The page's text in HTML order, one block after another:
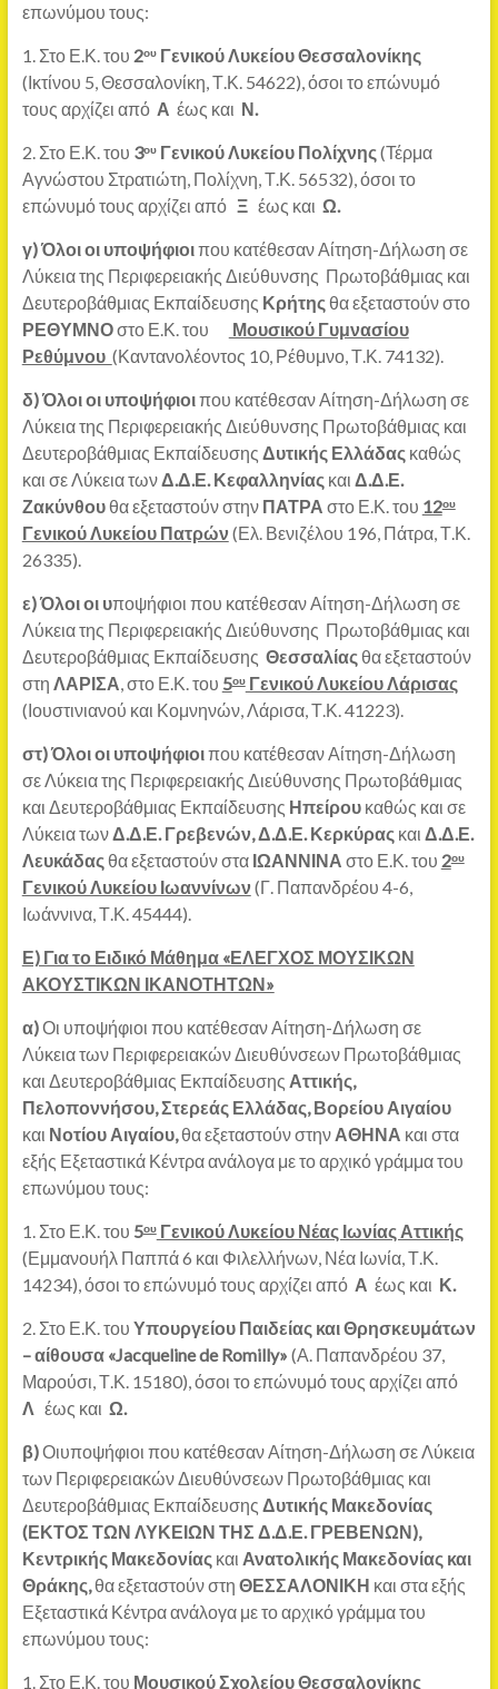
επωνύμου τους:
1. Στο Ε.Κ. του 2ουΓενικού Λυκείου Θεσσαλονίκης
(Ικτίνου 5, Θεσσαλονίκη, Τ.Κ. 54622), όσοι το επώνυμό
τους αρχίζει από Α έως και Ν.
2. Στο Ε.Κ. του 3ου Γενικού Λυκείου Πολίχνης (Τέρμα
Αγνώστου Στρατιώτη, Πολίχνη, Τ.Κ. 56532), όσοι το
επώνυμό τους αρχίζει από Ξ έως και Ω.
γ)Όλοι οι υποψήφιοιπου κατέθεσαν Αίτηση-Δήλωση σε
Λύκεια της Περιφερειακής Διεύθυνσης Πρωτοβάθμιας και
Δευτεροβάθμιας Εκπαίδευσης Κρήτης θα εξεταστούν στο
ΡΕΘΥΜΝΟστο Ε.Κ. του
Μουσικού Γυμνασίου
Ρεθύμνου (Καντανολέοντος 10, Ρέθυμνο, Τ.Κ. 74132).
δ)Όλοι οι υποψήφιοιπου κατέθεσαν Αίτηση-Δήλωση σε
Λύκεια της Περιφερειακής Διεύθυνσης Πρωτοβάθμιας και
Δευτεροβάθμιας Εκπαίδευσης Δυτικής Ελλάδας καθώς
και σε Λύκεια τωνΔ.Δ.Ε. Κεφαλληνίας και Δ.Δ.Ε.
Ζακύνθουθα εξεταστούν στην ΠΑΤΡΑ στο Ε.Κ. του 12ου
Γενικού Λυκείου Πατρών (Ελ. Βενιζέλου 196, Πάτρα, Τ.Κ.
26335).
ε)Όλοι οι υποψήφιοι που κατέθεσαν Αίτηση-Δήλωση σε
Λύκεια της Περιφερειακής Διεύθυνσης Πρωτοβάθμιας και
Δευτεροβάθμιας Εκπαίδευσης Θεσσαλίας θα εξεταστούν
στη ΛΑΡΙΣΑ, στο Ε.Κ. του 5ουΓενικού Λυκείου Λάρισας
(Ιουστινιανού και Κομνηνών, Λάρισα, Τ.Κ. 41223).
στ)Όλοι οι υποψήφιοιπου κατέθεσαν Αίτηση-Δήλωση
σε Λύκεια της Περιφερειακής Διεύθυνσης Πρωτοβάθμιας
και Δευτεροβάθμιας Εκπαίδευσης Ηπείρου καθώς και σε
Λύκεια τωνΔ.Δ.Ε. Γρεβενών, Δ.Δ.Ε. Κερκύρας και Δ.Δ.Ε.
Λευκάδας θα εξεταστούν στα ΙΩΑΝΝΙΝΑ στο Ε.Κ. του 2ου
Γενικού Λυκείου Ιωαννίνων (Γ. Παπανδρέου 4-6,
Ιωάννινα, Τ.Κ. 45444).
Ε) Για το Ειδικό Μάθημα «ΕΛΕΓΧΟΣ ΜΟΥΣΙΚΩΝ
ΑΚΟΥΣΤΙΚΩΝ ΙΚΑΝΟΤΗΤΩΝ»
α)Οι υποψήφιοι που κατέθεσαν Αίτηση-Δήλωση σε
Λύκεια των Περιφερειακών Διευθύνσεων Πρωτοβάθμιας
και Δευτεροβάθμιας Εκπαίδευσης Αττικής,
Πελοποννήσου, Στερεάς Ελλάδας, Βορείου Αιγαίου
και Νοτίου Αιγαίου,θα εξεταστούν στην ΑΘΗΝΑ και στα
εξής Εξεταστικά Κέντρα ανάλογα με το αρχικό γράμμα του
επωνύμου τους:
1. Στο Ε.Κ. του 5ουΓενικού Λυκείου Νέας Ιωνίας Αττικής
(Εμμανουήλ Παππά 6 και Φιλελλήνων, Νέα Ιωνία, Τ.Κ.
14234), όσοι το επώνυμό τους αρχίζει από Α έως και Κ.
2. Στο Ε.Κ. του Υπουργείου Παιδείας και Θρησκευμάτων
– αίθουσα «Jacqueline de Romilly» (Α. Παπανδρέου 37,
Μαρούσι, Τ.Κ. 15180), όσοι το επώνυμό τους αρχίζει από
Λ έως και Ω.
β)Οιυποψήφιοι που κατέθεσαν Αίτηση-Δήλωση σε Λύκεια
των Περιφερειακών Διευθύνσεων Πρωτοβάθμιας και
Δευτεροβάθμιας Εκπαίδευσης Δυτικής Μακεδονίας
(ΕΚΤΟΣ ΤΩΝ ΛΥΚΕΙΩΝ ΤΗΣ Δ.Δ.Ε. ΓΡΕΒΕΝΩΝ),
Κεντρικής Μακεδονίας και Ανατολικής Μακεδονίας και
Θράκης,θα εξεταστούν στη ΘΕΣΣΑΛΟΝΙΚΗ και στα εξής
Εξεταστικά Κέντρα ανάλογα με το αρχικό γράμμα του
επωνύμου τους:
1. Στο Ε.Κ. του Μουσικού Σχολείου Θεσσαλονίκης